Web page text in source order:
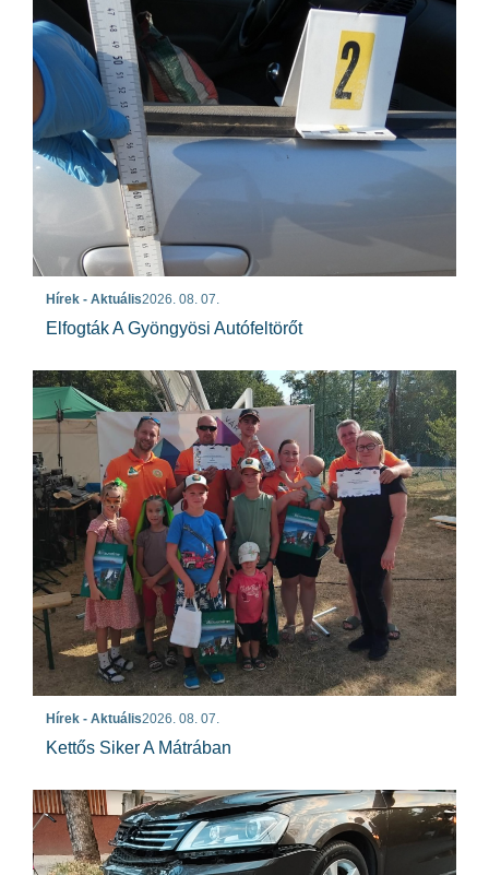
Hírek - Aktuális2026. 08. 07.
Elfogták A Gyöngyösi Autófeltörőt
Hírek - Aktuális2026. 08. 07.
Kettős Siker A Mátrában